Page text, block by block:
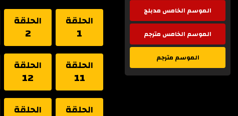
الموسم الخامس مدبلج
الموسم الخامس مترجم
الموسم مترجم
الحلقة
1
الحلقة
2
الحلقة
11
الحلقة
12
الحلقة الحلقة